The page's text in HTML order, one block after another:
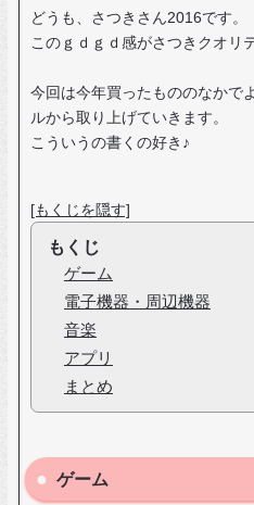
どうも、さつきさん2016です。
このｇｄｇｄ感がさつきクオリ
今回は今年買ったもののなかで
ルから取り上げていきます。
こういうの書くの好き♪
[もくじを隠す]
もくじ
ゲーム
電子機器・周辺機器
音楽
アプリ
まとめ
ゲーム